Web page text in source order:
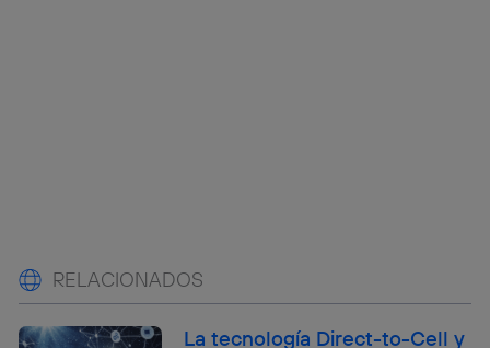
RELACIONADOS
La tecnología Direct-to-Cell y